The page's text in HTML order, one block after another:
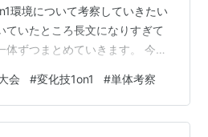
環境について考察していきたい
ていたところ長文になりすぎて
体ずつまとめていきます。 今回
な活躍を見せてくれるのでしょ
しょう。 【雑な変化技1on1のル
は変化技のみ(悪あがき、指を振
会 #変化技1on1 #単体考察